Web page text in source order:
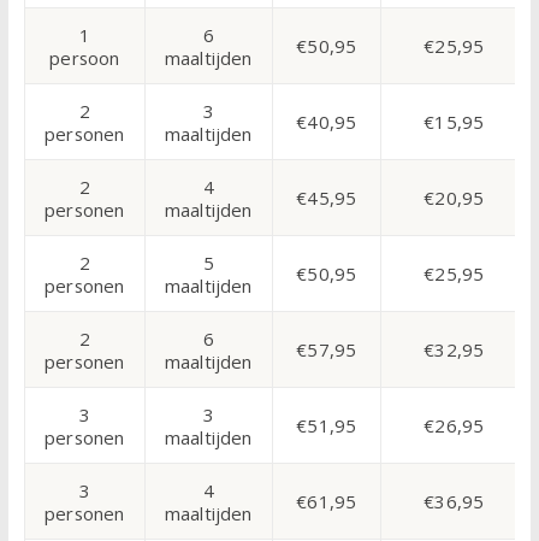
1
persoon
6
maaltijden
€50,95 €25,95
2
personen
3
maaltijden
€40,95 €15,95
2
personen
4
maaltijden
€45,95 €20,95
2
personen
5
maaltijden
€50,95 €25,95
2
personen
6
maaltijden
€57,95 €32,95
3
personen
3
maaltijden
€51,95 €26,95
3
personen
4
maaltijden
€61,95 €36,95